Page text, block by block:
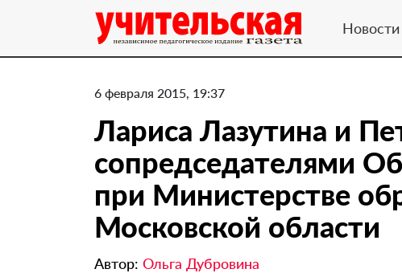
Новости
6 февраля 2015, 19:37
Лариса Лазутина и
сопредседателями
при Министерстве
Московской области
Автор: Ольга Дубровина